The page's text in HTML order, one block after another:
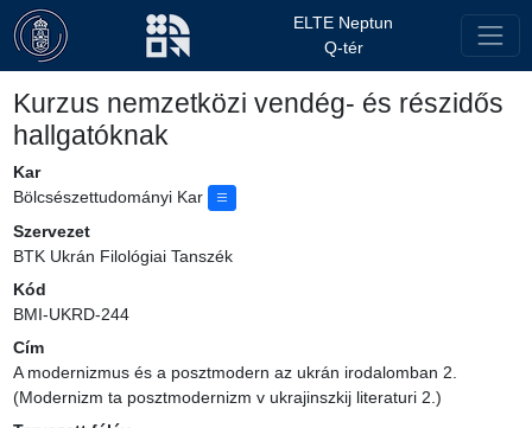
ELTE Neptun
Q-tér
Kurzus nemzetközi vendég- és részidős
hallgatóknak
Kar
Bölcsészettudományi Kar
Szervezet
BTK Ukrán Filológiai Tanszék
Kód
BMI-UKRD-244
Cím
A modernizmus és a posztmodern az ukrán irodalomban 2.
(Modernizm ta posztmodernizm v ukrajinszkij literaturi 2.)